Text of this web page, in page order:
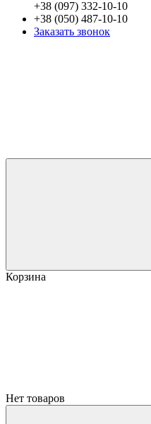
+38 (097) 332-10-10
+38 (050) 487-10-10
Заказать звонок
Корзина
Нет товаров